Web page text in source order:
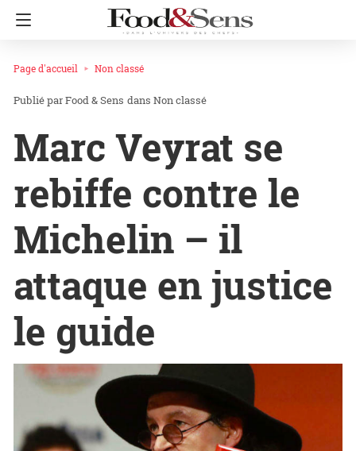
Page d'accueil Non classé
Food & Sens dans Non classé
Marc Veyrat se
rebiffe contre le
Michelin – il
attaque en justice
le guide